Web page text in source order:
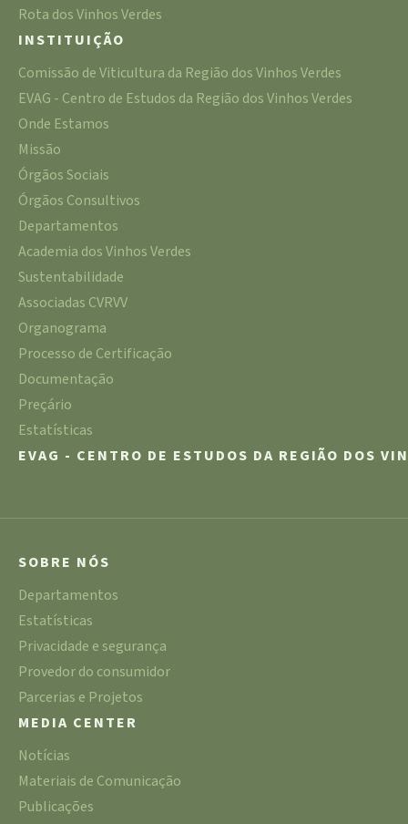
Rota dos Vinhos Verdes
INSTITUIÇÃO
Comissão de Viticultura da Região dos Vinhos Verdes
EVAG - Centro de Estudos da Região dos Vinhos Verdes
Onde Estamos
Missão
Órgãos Sociais
Órgãos Consultivos
Departamentos
Academia dos Vinhos Verdes
Sustentabilidade
Associadas CVRVV
Organograma
Processo de Certificação
Documentação
Preçário
Estatísticas
EVAG - CENTRO DE ESTUDOS DA REGIÃO DOS
SOBRE NÓS
Departamentos
Estatísticas
Privacidade e segurança
Provedor do consumidor
Parcerias e Projetos
MEDIA CENTER
Notícias
Materiais de Comunicação
Publicações